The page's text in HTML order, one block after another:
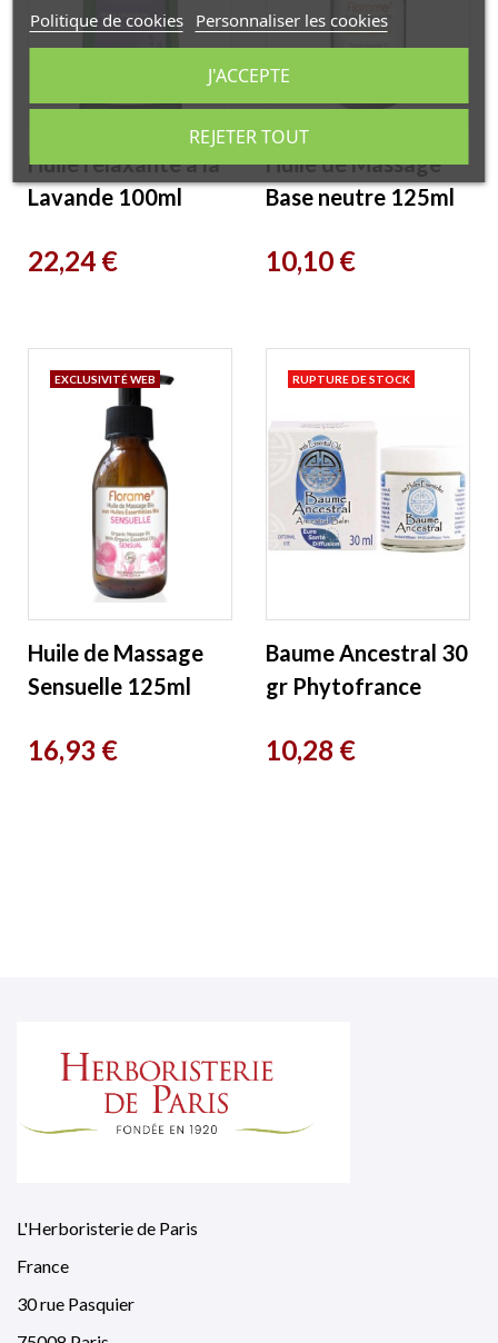
Huile relaxante à la
Lavande 100ml
Prix
22,24 €
Huile de Massage
Base neutre 125ml
Prix
10,10 €
Huile de Massage
Sensuelle 125ml
Prix
16,93 €
EXCLUSIVITÉ WEB
Baume Ancestral 30
gr Phytofrance
Prix
10,28 €
RUPTURE DE STOCK
L'Herboristerie de Paris
France
30 rue Pasquier
Politique de cookies Personnaliser les cookies
REJETER TOUT
J'ACCEPTE